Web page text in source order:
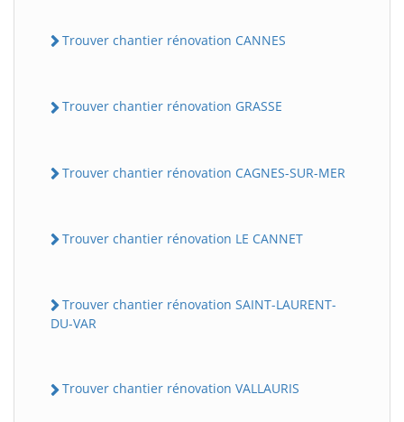
Trouver chantier rénovation CANNES
Trouver chantier rénovation GRASSE
Trouver chantier rénovation CAGNES-SUR-MER
Trouver chantier rénovation LE CANNET
Trouver chantier rénovation SAINT-LAURENT-
DU-VAR
Trouver chantier rénovation VALLAURIS